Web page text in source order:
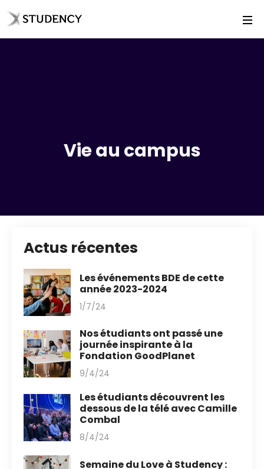
Vie au campus
Actus récentes
Les événements BDE de cette
année 2023-2024
1/7/24
Nos étudiants ont passé une
journée inspirante à la
Fondation GoodPlanet
9/4/24
Les étudiants découvrent les
dessous de la télé avec Camille
Combal
8/4/24
Semaine du Love à Studency :